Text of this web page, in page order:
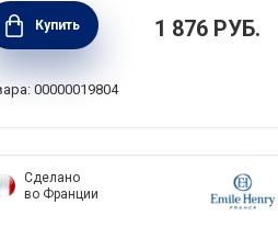
диаметр 7,8 см,
цвет серый, T&G,
18412
Купить 1 876 РУБ.
00000019804
Сделано
во Франции